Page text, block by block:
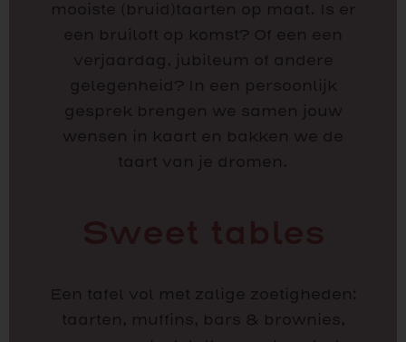
mooiste (bruid)taarten op maat. Is er
een bruiloft op komst? Of een een
verjaardag, jubileum of andere
gelegenheid? In een persoonlijk
gesprek brengen we samen jouw
wensen in kaart en bakken we de
taart van je dromen.
Een tafel vol met zalige zoetigheden:
taarten, muffins, bars & brownies,